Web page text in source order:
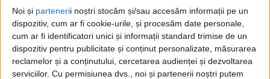
Noi și partenerii noștri stocăm și/sau accesăm informații pe un
dispozitiv, cum ar fi cookie-urile, și procesăm date personale,
cum ar fi identificatori unici și informații standard trimise de un
dispozitiv pentru publicitate și conținut personalizate, măsurarea
reclamelor și a conținutului, cercetarea audienței și dezvoltarea
serviciilor. Cu permisiunea dvs., noi și partenerii noștri putem